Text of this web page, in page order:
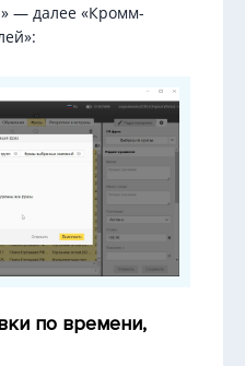
— далее «Кромм-
по времени,